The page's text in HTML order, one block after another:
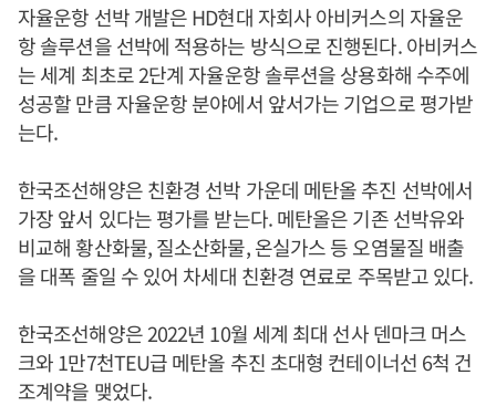
자율운항 선박 개발은 HD현대 자회사 아비커스의 자율운
항 솔루션을 선박에 적용하는 방식으로 진행된다. 아비커스
는 세계 최초로 2단계 자율운항 솔루션을 상용화해 수주에
성공할 만큼 자율운항 분야에서 앞서가는 기업으로 평가받
는다.
한국조선해양은 친환경 선박 가운데 메탄올 추진 선박에서
가장 앞서 있다는 평가를 받는다. 메탄올은 기존 선박유와
비교해 황산화물, 질소산화물, 온실가스 등 오염물질 배출
을 대폭 줄일 수 있어 차세대 친환경 연료로 주목받고 있다.
한국조선해양은 2022년 10월 세계 최대 선사 덴마크 머스
크와 1만7천TEU급 메탄올 추진 초대형 컨테이너선 6척 건
조계약을 맺었다.